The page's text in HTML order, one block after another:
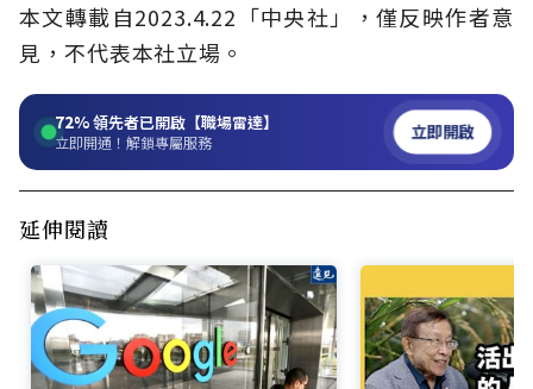
本文轉載自2023.4.22 「中央社」
，僅反映作者意
見，不代表本社立場。
72%領先者已開啟【職場雷達】
立即開通！解鎖專屬服務 立即開啟
延伸閱讀